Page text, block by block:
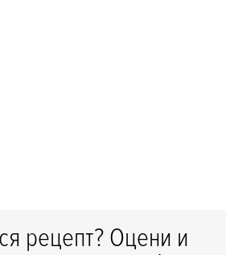
рецепт? Оцени и